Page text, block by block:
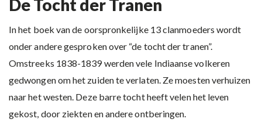
De Tocht der Tranen
In het boek van de oorspronkelijke 13 clanmoeders wordt
onder andere gesproken over “de tocht der tranen”.
Omstreeks 1838-1839 werden vele Indiaanse volkeren
gedwongen om het zuiden te verlaten. Ze moesten verhuizen
naar het westen. Deze barre tocht heeft velen het leven
gekost, door ziekten en andere ontberingen.